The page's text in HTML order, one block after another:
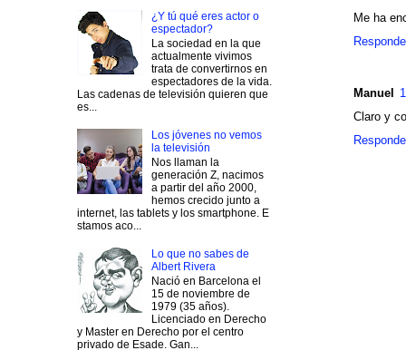
Me ha
Manuel
Claro y
¿Y tú qué eres actor o
espectador?
La sociedad en la que
actualmente vivimos
trata de convertirnos en
espectadores de la vida.
Las cadenas de televisión quieren que
es...
Los jóvenes no vemos
la televisión
Nos llaman la
generación Z, nacimos
a partir del año 2000,
hemos crecido junto a
internet, las tablets y los smartphone. E
stamos aco...
Lo que no sabes de
Albert Rivera
Nació en Barcelona el
15 de noviembre de
1979 (35 años).
Licenciado en Derecho
y Master en Derecho por el centro
privado de Esade. Gan...